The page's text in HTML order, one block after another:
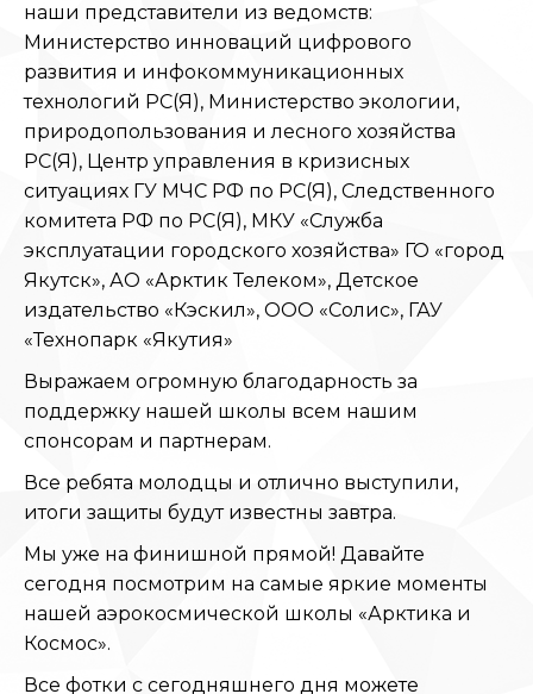
наши представители из ведомств:
Министерство инноваций цифрового
развития и инфокоммуникационных
технологий РС(Я), Министерство экологии,
природопользования и лесного хозяйства
РС(Я), Центр управления в кризисных
ситуациях ГУ МЧС РФ по РС(Я), Следственного
комитета РФ по РС(Я), МКУ «Служба
эксплуатации городского хозяйства» ГО «город
Якутск», АО «Арктик Телеком», Детское
издательство «Кэскил», ООО «Солис», ГАУ
«Технопарк «Якутия»
Выражаем огромную благодарность за
поддержку нашей школы всем нашим
спонсорам и партнерам.
Все ребята молодцы и отлично выступили,
итоги защиты будут известны завтра.
Мы уже на финишной прямой! Давайте
сегодня посмотрим на самые яркие моменты
нашей аэрокосмической школы «Арктика и
Космос».
Все фотки с сегодняшнего дня можете